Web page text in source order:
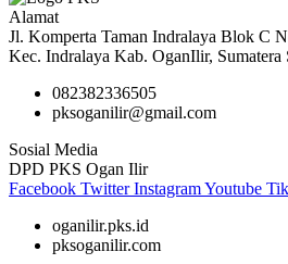
Alamat
Jl. Komperta Taman Indralaya Blok C
Kec. Indralaya Kab. OganIlir, Sumatera
082382336505
pksoganilir@gmail.com
Sosial Media
DPD PKS Ogan Ilir
Facebook Twitter InstagramYoutube
oganilir.pks.id
pksoganilir.com